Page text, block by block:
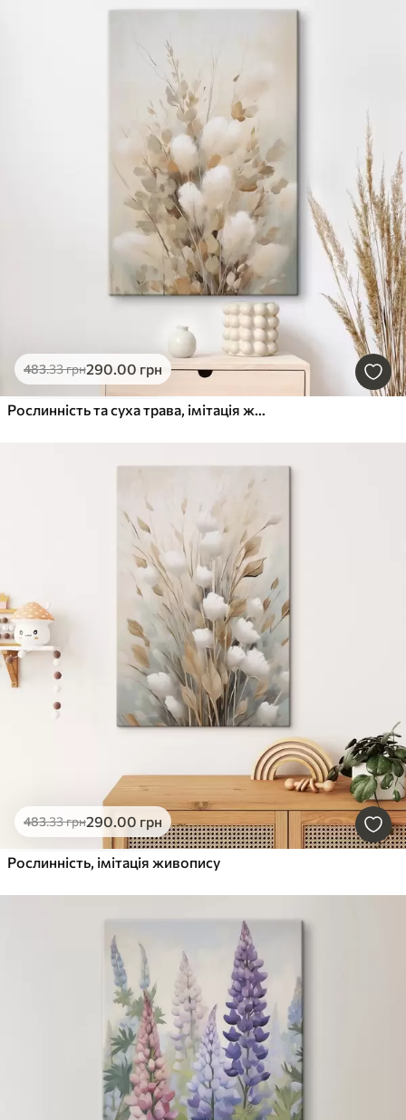
483.33грн290.00 грн
Рослинність та суха трава, імітація живопису
483.33грн290.00 грн
Рослинність, імітація живопису